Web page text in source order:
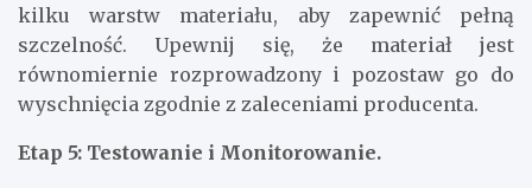
kilku warstw materiału, aby zapewnić pełną
szczelność. Upewnij się, że materiał jest
równomiernie rozprowadzony i pozostaw go do
wyschnięcia zgodnie z zaleceniami producenta.
Etap 5: Testowanie i Monitorowanie.